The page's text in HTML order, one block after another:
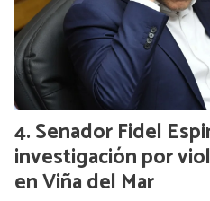
Senador Fidel
investigación por
en Viña del Mar